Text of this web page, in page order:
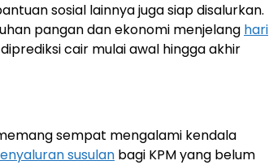
sosial lainnya juga siap disalurkan.
pangan dan ekonomi menjelang hari
cair mulai awal hingga akhir
sempat mengalami kendala
susulan bagi KPM yang belum